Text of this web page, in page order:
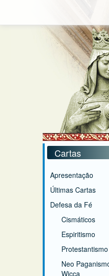
Cartas
Apresentação
Últimas Cartas
Defesa da Fé
Cismáticos
Espiritismo
Protestantismo
Neo
Wicca